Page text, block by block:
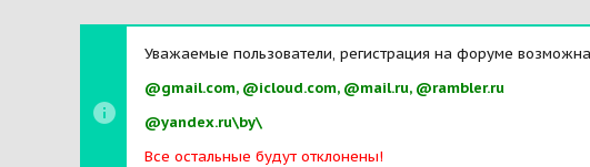
Уважаемые пользователи, регистрация на форуме
@gmail.com, @icloud.com, @mail.ru, @rambler.ru
@yandex.ru\by\
Все остальные будут отклонены!